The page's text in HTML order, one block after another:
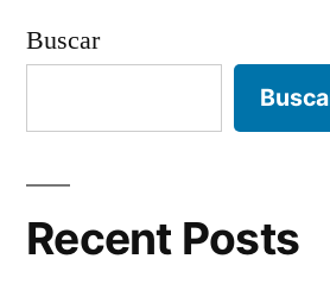
Buscar
Recent Posts